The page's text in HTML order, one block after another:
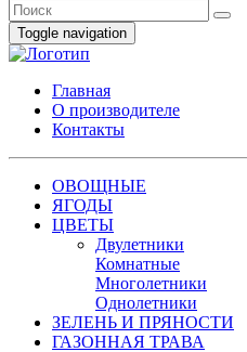
Toggle navigation
Главная
О производителе
Контакты
ОВОЩНЫЕ
ЯГОДЫ
ЦВЕТЫ
Двулетники
Комнатные
Многолетники
Однолетники
ЗЕЛЕНЬ И ПРЯНОСТИ
ГАЗОННАЯ ТРАВА